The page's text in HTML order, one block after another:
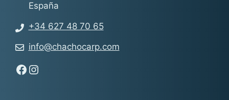
España
+34 627 48 70 65
info@chachocarp.com
Síguenos en Facebook - Chachocarp
Síguenos en Instagram - Chachocarp